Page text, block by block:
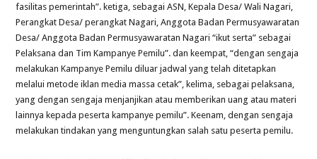
fasilitas pemerintah”. ketiga, sebagai ASN, Kepala Desa/ Wali Nagari,
Perangkat Desa/ perangkat Nagari, Anggota Badan Permusyawaratan
Desa/ Anggota Badan Permusyawaratan Nagari “ikut serta” sebagai
Pelaksana dan Tim Kampanye Pemilu”. dan keempat, “dengan sengaja
melakukan Kampanye Pemilu diluar jadwal yang telah ditetapkan
melalui metode iklan media massa cetak”, kelima, sebagai pelaksana,
yang dengan sengaja menjanjikan atau memberikan uang atau materi
lainnya kepada peserta kampanye pemilu”. Keenam, dengan sengaja
melakukan tindakan yang menguntungkan salah satu peserta pemilu.